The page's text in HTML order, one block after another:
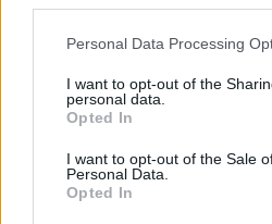
Personal Data Processing
I want to opt-out of the
personal data.
Opted In
I want to opt-out of the Sale
Personal Data.
Opted In
Kriminalai
Niekšui panižo rankos:
sumušė sugyventinę, o
vėliau ir jos nepilnametę
(2)